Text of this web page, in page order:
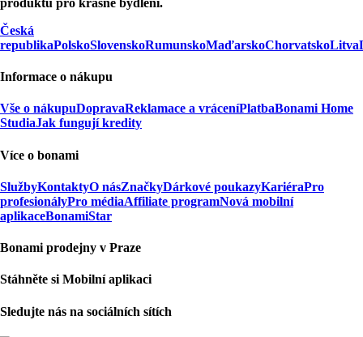
Česká
republikaPolskoSlovenskoRumunskoMaďarskoChorvatskoLitva
Informace o nákupu
Vše o nákupuDopravaReklamace a vráceníPlatbaBonami Home
StudiaJak fungují kredity
Více o bonami
SlužbyKontaktyO násZnačkyDárkové poukazyKariéraPro
profesionályPro médiaAffiliate programNová mobilní
aplikaceBonamiStar
Bonami prodejny v Praze
Stáhněte si Mobilní aplikaci
Sledujte nás na sociálních sítích